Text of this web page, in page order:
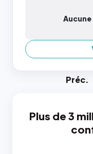
Préc.
Plus de 3